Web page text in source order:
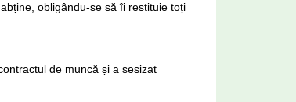
obligându-se să îi restituie toți
de muncă și a sesizat